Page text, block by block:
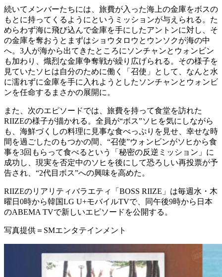
続いてメンバーたちには、旅費が入った海上の金庫をボスの
もとに持ってくるようにというミッションが与えられる。た
めらわず海に飛び込んで金庫を手にしたアントンに対し、そ
の金庫を奪おうとまずはショウタロウとウンソクが海の中
へ。3人が海から出てきたところにソンチャンとウォンビン
も加わり、熾烈な金庫争奪戦が繰り広げられる。その様子を
見ていたソヒは自分のために働く「召使」として、なんと水
に濡れずに金庫を手に入れようとしたソンチャンとウォンビ
ンを任命するまさかの展開に。
また、次のエピソードでは、旅費を持って食堂を訪れた
RIIZEの様子が描かれる。全員が“ボス”ソヒを気にしながら
も、海鮮づくしの料理に見事な食べっぷりを見せ、幸せな時
間を過ごしたのもつかの間、“召使”ウォンビンがソヒから食
事を3回もらって食べるという「秘密の反逆ミッション」に
成功し、現実を否定中のソヒを後にして恐ろしい再投票が予
告され、“2代目ボス”への興味を高めた。
RIIZEのリアリティバラエティ「BOSS RIIZE」は毎週水・木
曜日0時から韓国LG U+モバイルTVで、同午後9時から日本
のABEMA TVで新しいエピソードを公開する。
写真提供＝SMエンタテインメント